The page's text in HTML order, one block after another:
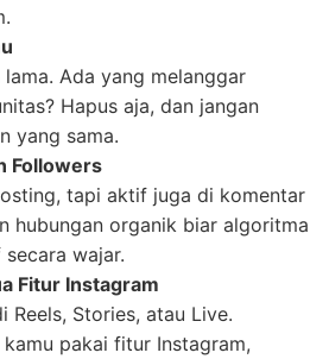
Ada yang melanggar
Hapus aja, dan jangan
yang sama.
Followers
tapi aktif juga di komentar
hubungan organik biar algoritma
wajar.
Fitur Instagram
Reels, Stories, atau Live.
kamu pakai fitur Instagram,